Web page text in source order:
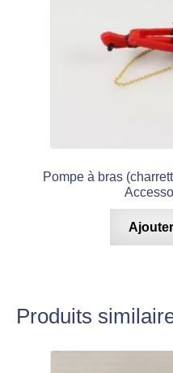
Pompe à bras
Produits